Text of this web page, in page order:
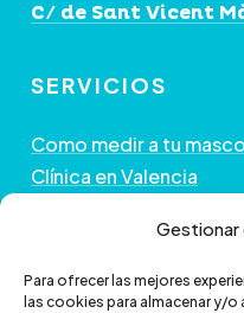
Para ofrecer las mejores
las cookies para almacenar y/o
C/ de Sant Vicent
SERVICIOS
Como medir a tu
Clínica en Valencia
GUÍA DE